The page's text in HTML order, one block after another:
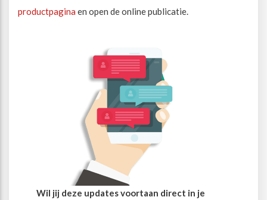
productpagina en open de online publicatie.
Wil jij deze updates voortaan direct in je